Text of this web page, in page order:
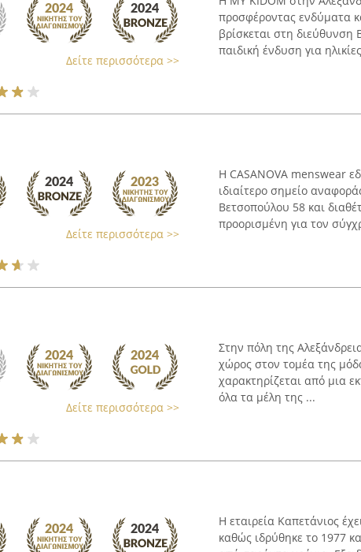
Δείτε περισσότερα >>
προσφέροντας ενδύματα
βρίσκεται στη διεύθυνση
παιδική ένδυση για
Δείτε περισσότερα >>
Η CASANOVA menswear
ιδιαίτερο σημείο
Βετσοπούλου 58 και
προορισμένη για τον
Δείτε περισσότερα >>
Στην πόλη της
χώρος στον τομέα της
χαρακτηρίζεται από μια
όλα τα μέλη της ...
Η εταιρεία Καπετάνιος
καθώς ιδρύθηκε το 1977